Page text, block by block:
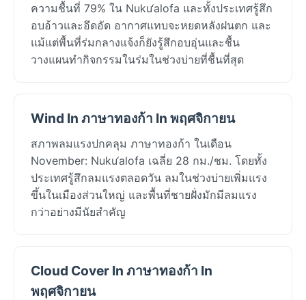
ความชื้นที่ 79% ใน Nuku‘alofa และทั้งประเทศรู้สึก
อบอ้าวและอึดอัด อากาศแทบจะหยดหลังฝนตก และ
แม้แต่พื้นที่ร่มกลางแจ้งก็ยังรู้สึกอบอุ่นและชื้น
วางแผนทำกิจกรรมในร่มในช่วงบ่ายที่ชื้นที่สุด
Wind In ภาษาทองก้า In พฤศจิกายน
สภาพลมแรงปกคลุม ภาษาทองก้า ในเดือน
November: Nuku‘alofa เฉลี่ย 28 กม./ชม. โดยทั้ง
ประเทศรู้สึกลมแรงตลอดวัน ลมในช่วงบ่ายเพิ่มแรง
ขึ้นในเมืองส่วนใหญ่ และพื้นที่ชายฝั่งมักมีลมแรง
กว่าอย่างมีนัยสำคัญ
Cloud Cover In ภาษาทองก้า In
พฤศจิกายน